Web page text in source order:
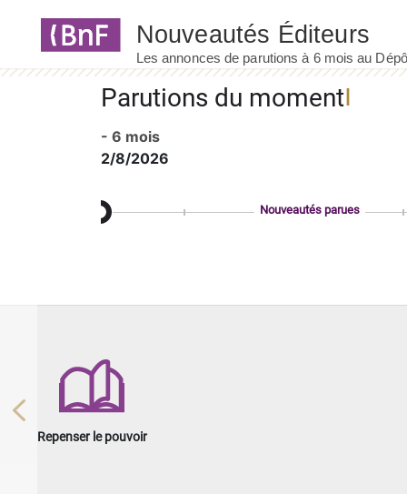
Parutions du moment
- 6 mois
2/8/2026
Nouveautés parues
Repenser le pouvoir
Previous